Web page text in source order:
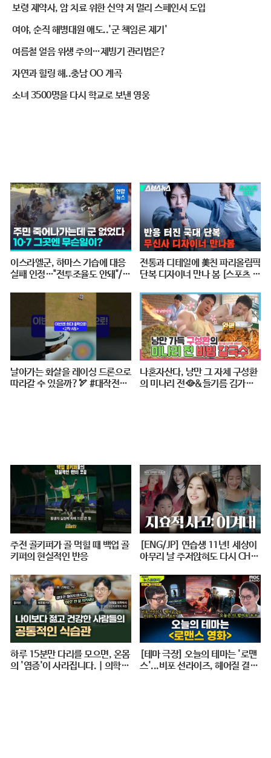
보령 제약사, 암 치료 위한 신약 저 멀리 스페인서 도입
여야, 순직 해병대원 애도..'군 책임론 제기'
여름철 얼음 위생 주의…제빙기 관리법은?
자연과 힐링 해..충남 OO 계곡
소녀 3500명을 다시 학교로 보낸 영웅
이스라엘군, 하마스 기습에 대응
실패 인정…"전투조율도 안돼"/
전통과 디테일에 美친 파리올림픽
단복 디자이너 만나 봄 [스포츠 탐
날아가는 화살을 레이싱 드론으로
따라갈 수 있을까?🏹 #대작전X1
나혼자산다, 낭만 그 자체 구성환
의 미나리 전🥘&들기름 김가루
주전 골키퍼가 골 먹힐 때 백업 골
키퍼의 현실적인 반응
[ENG/JP] 연습생 11년! 세상이
아무리 날 주저앉혀도 다시 CHE
| 아주 사적인 미술관 EP. 06 / 1
4F
하루 15분만 다리를 모으면, 온몸
의 '염증'이 사라집니다. | 의학박
[테마 극장] 오늘의 테마는 '로맨
스'...비포 선라이즈, 헤어질 결심,